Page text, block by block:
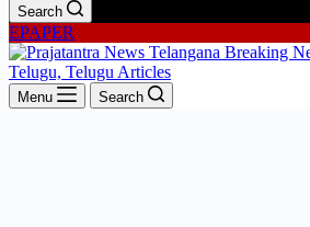
Search
EPAPER
Menu Search